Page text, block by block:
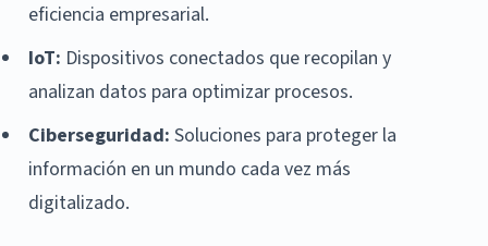
eficiencia empresarial.
IoT: Dispositivos conectados que recopilan y
analizan datos para optimizar procesos.
Ciberseguridad: Soluciones para proteger la
información en un mundo cada vez más
digitalizado.